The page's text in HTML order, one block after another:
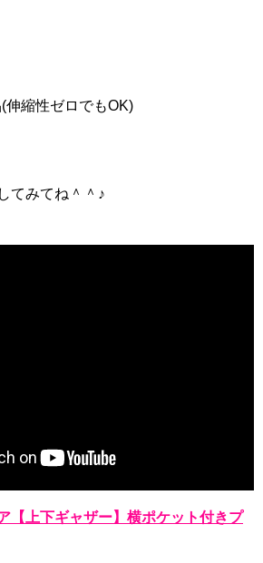
伸縮性ゼロでもOK)
てみてね＾＾♪
【上下ギャザー】横ポケット付きプ